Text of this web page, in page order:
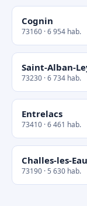
Cognin
73160 · 6 954 hab.
Saint-Alban-
73230 · 6 734 hab.
Entrelacs
73410 · 6 461 hab.
Challes-les-
73190 · 5 630 hab.